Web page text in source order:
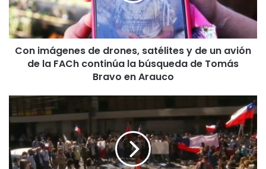
g
e
n
d
o
n
e
s
Con imágenes de drones, satélites y de un avión
de la FACh continúa la búsqueda de Tomás
Bravo en Arauco
g
c
u